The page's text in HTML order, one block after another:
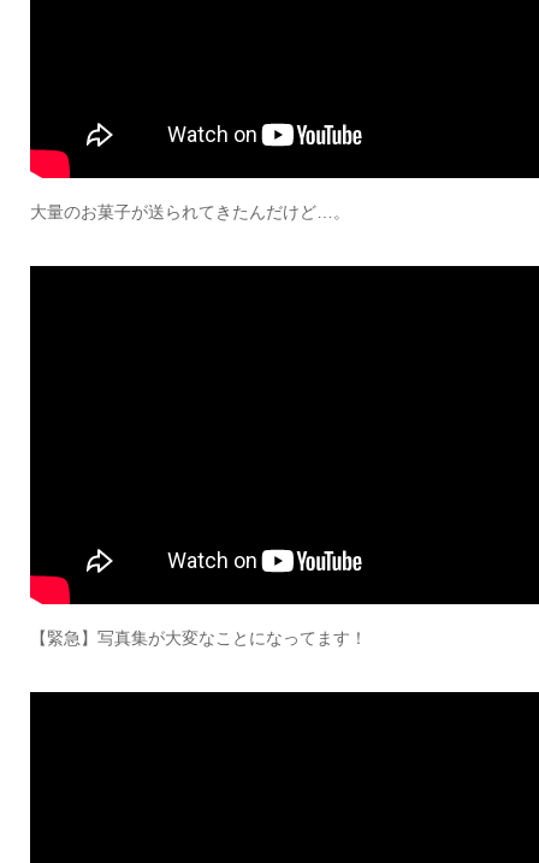
大量のお菓子が送られてきたんだけど…。
【緊急】写真集が大変なことになってます！